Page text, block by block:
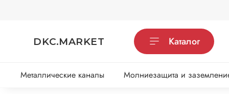
DKC.MARKET Каталог
Металлические каналы Молниезащита и